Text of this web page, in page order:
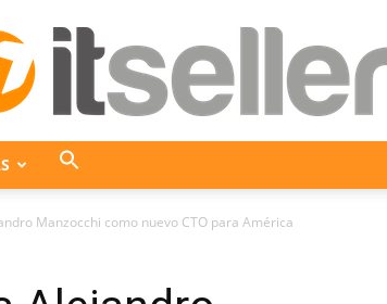
ITseller
Manzocchi como nuevo CTO para América